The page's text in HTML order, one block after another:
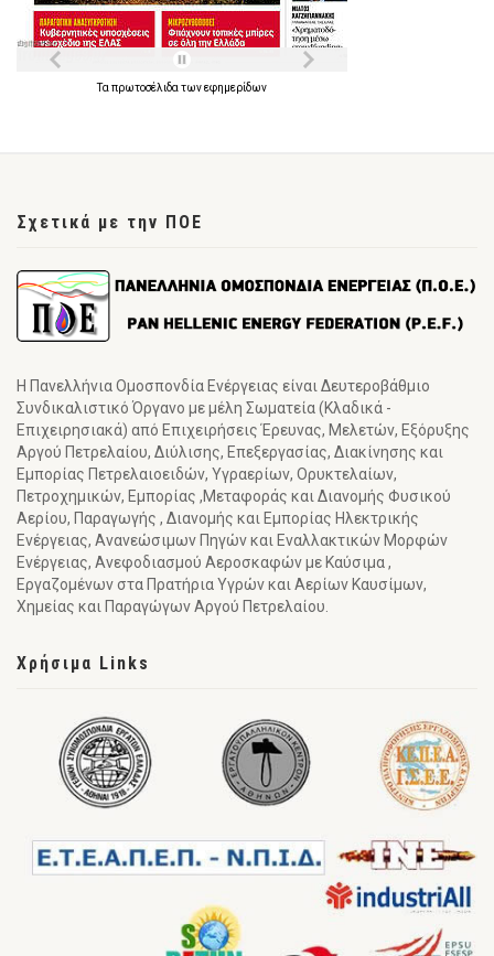
Τα πρωτοσέλιδα τωνεφημερίδων
Σχετικά με την ΠΟΕ
Η Πανελλήνια Ομοσπονδία Ενέργειας είναι Δευτεροβάθμιο
Συνδικαλιστικό Όργανο με μέλη Σωματεία (Κλαδικά -
Επιχειρησιακά) από Επιχειρήσεις Έρευνας, Μελετών, Εξόρυξης
Αργού Πετρελαίου, Διύλισης, Επεξεργασίας, Διακίνησης και
Εμπορίας Πετρελαιοειδών, Υγραερίων, Ορυκτελαίων,
Πετροχημικών, Εμπορίας ,Μεταφοράς και Διανομής Φυσικού
Αερίου, Παραγωγής , Διανομής και Εμπορίας Ηλεκτρικής
Ενέργειας, Ανανεώσιμων Πηγών και Εναλλακτικών Μορφών
Ενέργειας, Ανεφοδιασμού Αεροσκαφών με Καύσιμα ,
Εργαζομένων στα Πρατήρια Υγρών και Αερίων Καυσίμων,
Χημείας και Παραγώγων Αργού Πετρελαίου.
Χρήσιμα Links